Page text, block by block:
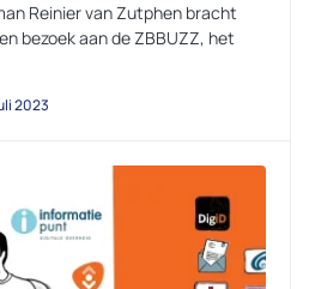
Reinier van Zutphen bracht
bezoek aan de ZBBUZZ, het
2023